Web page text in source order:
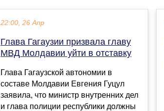
22:00, 26 Апр
Глава Гагаузии призвала главу
МВД Молдавии уйти в отставку
Глава Гагаузской автономии в
составе Молдавии Евгения Гуцул
заявила, что министр внутренних дел
и глава полиции республики должны